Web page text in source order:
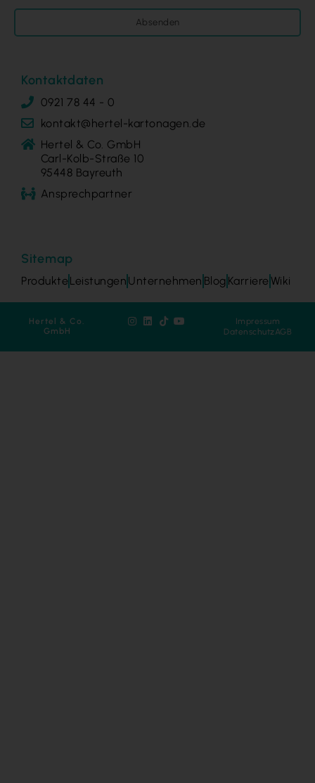
Absenden
Kontaktdaten
0921 78 44 - 0
kontakt@hertel-kartonagen.de
Hertel & Co. GmbH
Carl-Kolb-Straße 10
95448 Bayreuth
Ansprechpartner
Sitemap
Produkte Leistungen Unternehmen Blog Karriere Wiki
Hertel & Co.
GmbH
Impressum
DatenschutzAGB